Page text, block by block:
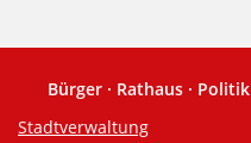
Fußzeile
Bürger · Rathaus · Politik
Stadtverwaltung